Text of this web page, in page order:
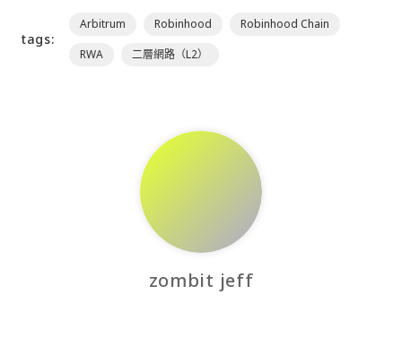
tags:
Arbitrum Robinhood
Robinhood Chain
RWA
二層網路（L2）
zombit jeff